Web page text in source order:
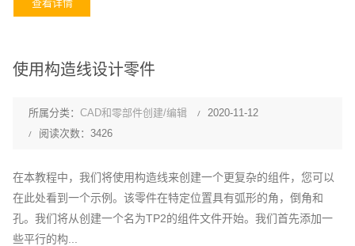
查看详情
使用构造线设计零件
所属分类： CAD和零部件创建/编辑
2020-11-12
阅读次数：3426
在本教程中，我们将使用构造线来创建一个更复杂的组件，您可以
在此处看到一个示例。该零件在特定位置具有弧形的角，倒角和
孔。我们将从创建一个名为TP2的组件文件开始。我们首先添加一
些平行的构...